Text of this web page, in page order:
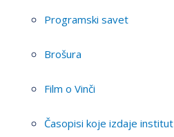
Programski savet
Brošura
Film o Vinči
Časopisi koje izdaje institut